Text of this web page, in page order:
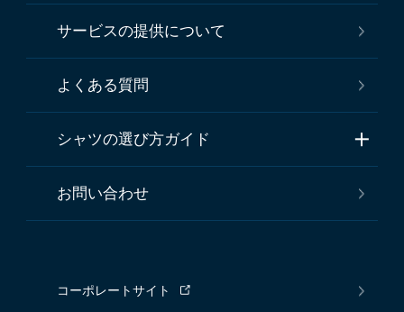
サービスの提供について
よくある質問
シャツの選び方ガイド
お問い合わせ
コーポレートサイト